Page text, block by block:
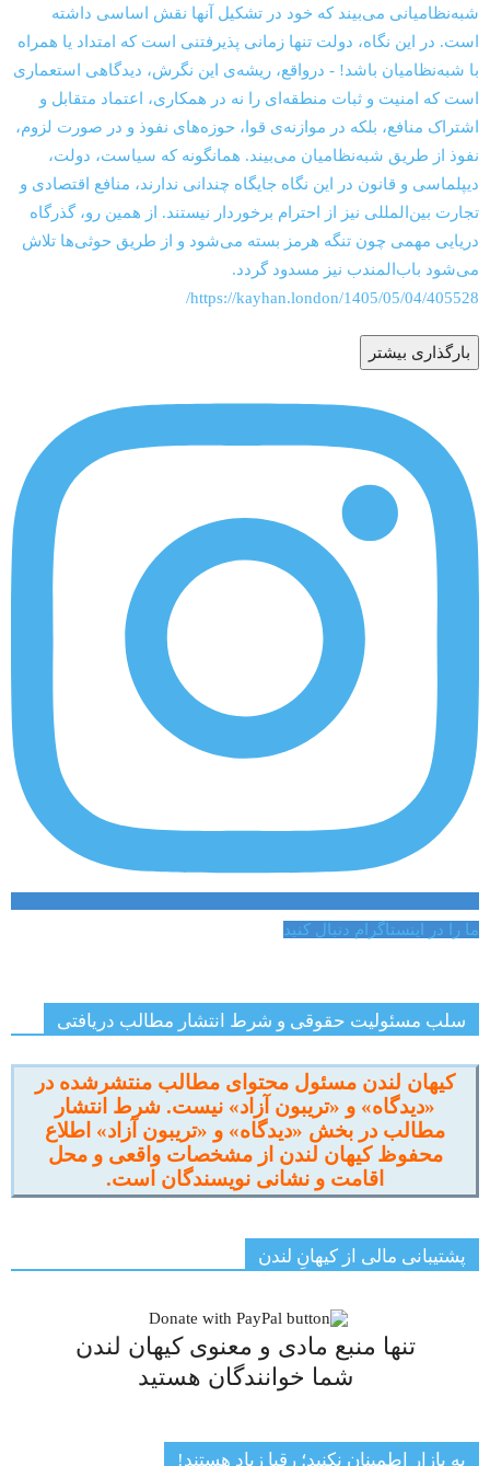
بارگذاری بیشتر
ما را در اینستاگرام دنبال کنید
سلب مسئولیت حقوقی و شرط انتشار مطالب دریافتی
کیهان لندن مسئول محتوای مطالب منتشرشده در
«دیدگاه» و «تریبون آزاد» نیست. شرط انتشار
مطالب در بخش «دیدگاه» و «تریبون آزاد» اطلاع
محفوظ کیهان لندن از مشخصات واقعی و محل
اقامت و نشانی نویسندگان است.
پشتیبانی مالی از کیهانِ لندن
تنها منبع مادی و معنوی کیهان لندن
شما خوانندگان هستید
به بازار اطمینان نکنید؛ رقبا زیاد هستند!